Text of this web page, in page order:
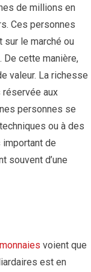
de millions en
Ces personnes
sur le marché ou
De cette manière,
valeur. La richesse
réservée aux
personnes se
ou à des
de
souvent d’une
voient que
est en